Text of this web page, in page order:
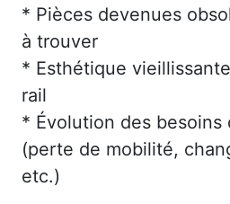
* Pièces devenues
à trouver
* Esthétique
rail
* Évolution des besoins
(perte de mobilité,
etc.)